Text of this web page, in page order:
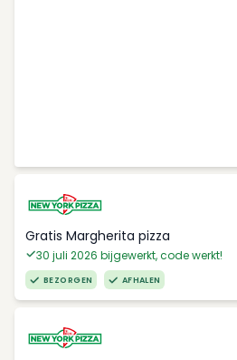
Gratis Margherita pizza
30 juli 2026 bijgewerkt, code werkt!
BEZORGEN AFHALEN